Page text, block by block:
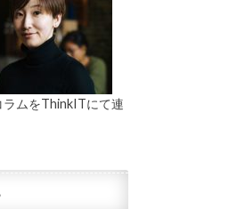
ラムをThinkITにて連